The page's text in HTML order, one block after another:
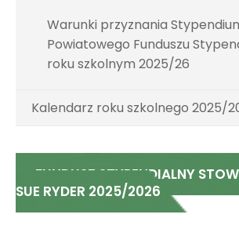
Warunki przyznania
Powiatowego Funduszu
roku szkolnym 2025/26
Kalendarz roku szkolnego 2025/
FUNDUSZ STYPENDIALNY
SUE RYDER 2025/2026